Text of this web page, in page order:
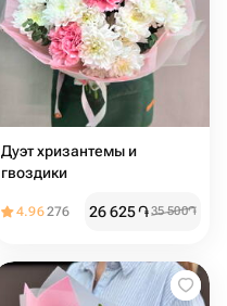
Дуэт хризантемы и
гвоздики
4.96276 26 625֏35 500֏